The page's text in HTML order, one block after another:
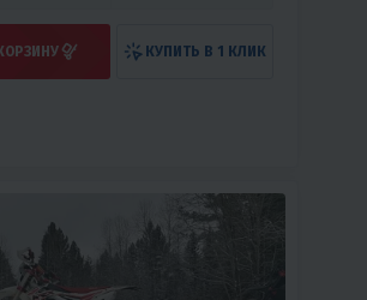
КУПИТЬ В 1 КЛИК